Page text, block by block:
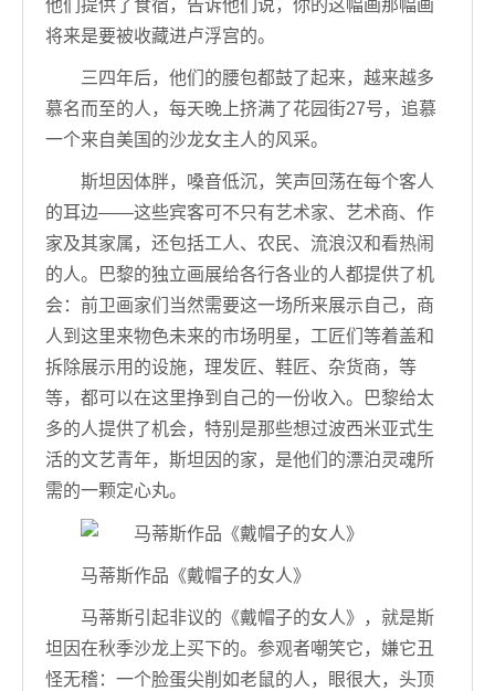
他们提供了食宿，告诉他们说，你的这幅画那幅画
将来是要被收藏进卢浮宫的。
三四年后，他们的腰包都鼓了起来，越来越多
慕名而至的人，每天晚上挤满了花园街27号，追慕
一个来自美国的沙龙女主人的风采。
斯坦因体胖，嗓音低沉，笑声回荡在每个客人
的耳边——这些宾客可不只有艺术家、艺术商、作
家及其家属，还包括工人、农民、流浪汉和看热闹
的人。巴黎的独立画展给各行各业的人都提供了机
会：前卫画家们当然需要这一场所来展示自己，商
人到这里来物色未来的市场明星，工匠们等着盖和
拆除展示用的设施，理发匠、鞋匠、杂货商，等
等，都可以在这里挣到自己的一份收入。巴黎给太
多的人提供了机会，特别是那些想过波西米亚式生
活的文艺青年，斯坦因的家，是他们的漂泊灵魂所
需的一颗定心丸。
马蒂斯作品《戴帽子的女人》
马蒂斯引起非议的《戴帽子的女人》，就是斯
坦因在秋季沙龙上买下的。参观者嘲笑它，嫌它丑
怪无稽：一个脸蛋尖削如老鼠的人，眼很大，头顶